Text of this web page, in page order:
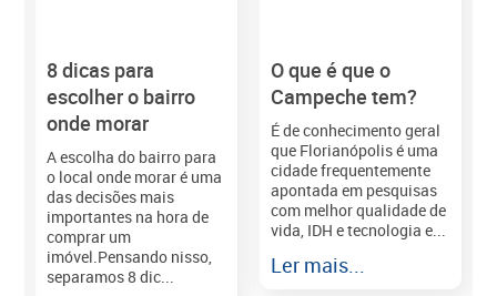
8 dicas para
escolher o bairro
onde morar
A escolha do bairro para
o local onde morar é uma
das decisões mais
importantes na hora de
comprar um
imóvel.Pensando nisso,
separamos 8 dic...
O que é que o
Campeche tem?
É de conhecimento geral
que Florianópolis é uma
cidade frequentemente
apontada em pesquisas
com melhor qualidade de
vida, IDH e tecnologia e...
Ler mais...